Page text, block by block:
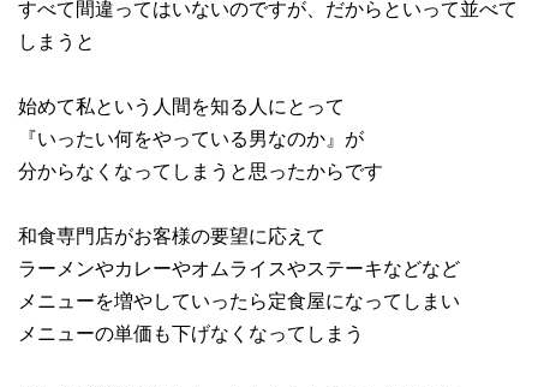
すべて間違ってはいないのですが、だからといって並べて
しまうと
始めて私という人間を知る人にとって
『いったい何をやっている男なのか』が
分からなくなってしまうと思ったからです
和食専門店がお客様の要望に応えて
ラーメンやカレーやオムライスやステーキなどなど
メニューを増やしていったら定食屋になってしまい
メニューの単価も下げなくなってしまう